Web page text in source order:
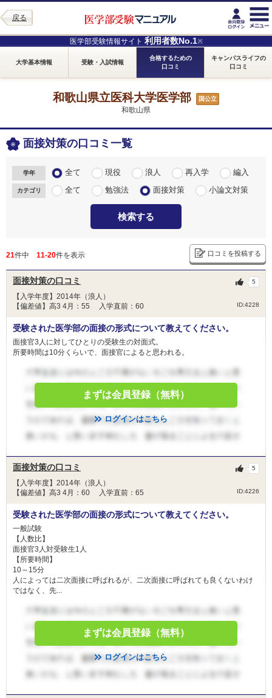
戻る
医学部受験情報サイト 利用者数No.1※
大学基本情報 受験・入試情報
合格するための
口コミ
キャンパスライフの
口コミ
和歌山県立医科大学医学部 国公立
和歌山県
面接対策の口コミ一覧
学年 全て 現役 浪人 再入学 編入
カテゴリ 全て 勉強法 面接対策 小論文対策
検索する
21件中 11-20件を表示 口コミを投稿する
面接対策の口コミ
【入学年度】2014年（浪人）
【偏差値】高3 4月：55 入学直前：60
ID:4228
5
受験された医学部の面接の形式について教えてください。
面接官3人に対してひとりの受験生の対面式。
所要時間は10分くらいで、面接官によると思われる。
まずは会員登録（無料）
ログインはこちら
面接対策の口コミ
【入学年度】2014年（浪人）
【偏差値】高3 4月：60 入学直前：65
ID:4226
5
受験された医学部の面接の形式について教えてください。
一般試験
【人数比】
面接官3人対受験生1人
【所要時間】
10～15分
人によっては二次面接に呼ばれるが、二次面接に呼ばれても良くないわけ
ではなく、先...
まずは会員登録（無料）
ログインはこちら